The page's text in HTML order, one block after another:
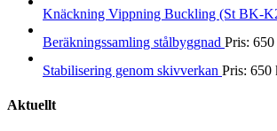
Knäckning Vippning Buckling (St BK-
Beräkningssamling stålbyggnad Pris: 650
Stabilisering genom skivverkan Pris: 650
Aktuellt